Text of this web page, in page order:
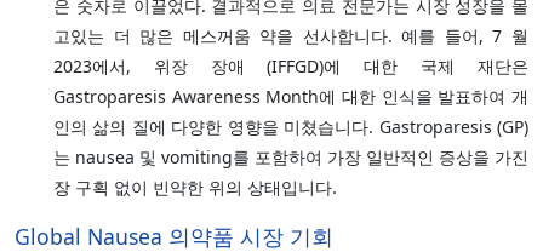
은 숫자로 이끌었다. 결과적으로 의료 전문가는 시장 성장을 몰
고있는 더 많은 메스꺼움 약을 선사합니다. 예를 들어, 7 월
2023에서, 위장 장애 (IFFGD)에 대한 국제 재단은
Gastroparesis Awareness Month에 대한 인식을 발표하여 개
인의 삶의 질에 다양한 영향을 미쳤습니다. Gastroparesis (GP)
는 nausea 및 vomiting를 포함하여 가장 일반적인 증상을 가진
장 구획 없이 빈약한 위의 상태입니다.
Global Nausea 의약품 시장 기회